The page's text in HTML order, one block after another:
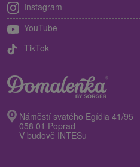
Instagram
YouTube
TikTok
Náměstí svatého Egídia 41/95
058 01 Poprad
V budově INTESu